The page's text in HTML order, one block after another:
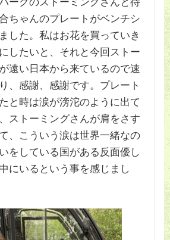
ちゃんのプレートがベンチシ
した。私はお花を買っていき
したいと、それと今回ストー
遠い日本から来ているので速
、感謝、感謝です。プレート
と時は涙が滂沱のように出て
ストーミングさんが肩をさす
、こういう涙は世界一緒なの
をしている国がある反面優し
にいるという事を感じまし